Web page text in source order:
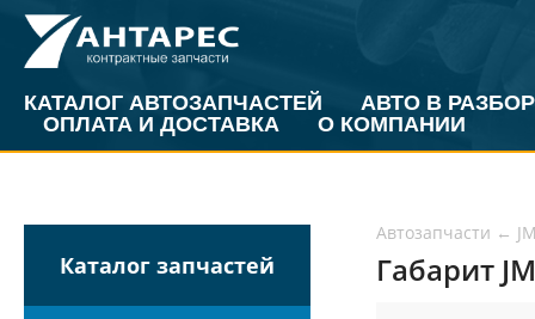
КАТАЛОГ АВТОЗАПЧАСТЕЙ
АВТО В РАЗБОР
ОПЛАТА И ДОСТАВКА
О КОМПАНИИ
Каталог запчастей
Автозапчасти ←
Габарит